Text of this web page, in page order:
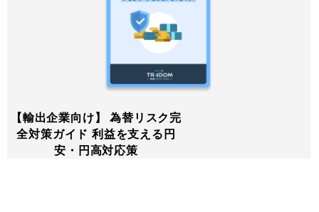
【輸出企業向け】 為替リスク完
全対策ガイド 利益を支える円
安・円高対応策